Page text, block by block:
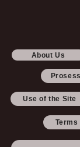
About Us
Use of the Site
Terms